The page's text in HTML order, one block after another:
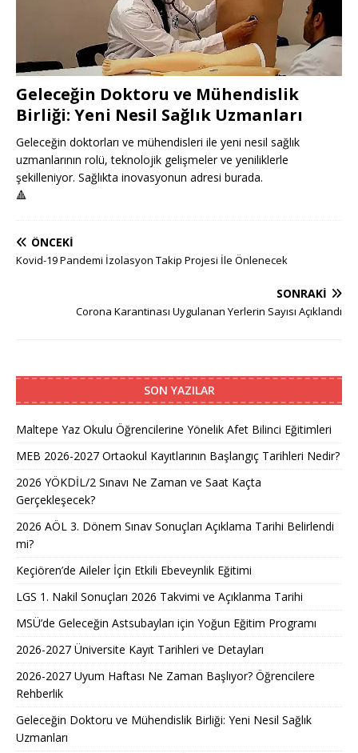
Geleceğin Doktoru ve Mühendislik
Birliği: Yeni Nesil Sağlık Uzmanları
Geleceğin doktorları ve mühendisleri ile yeni nesil sağlık
uzmanlarının rolü, teknolojik gelişmeler ve yeniliklerle
şekilleniyor. Sağlıkta inovasyonun adresi burada.
🔺
ÖNCEKI
Kovid-19 Pandemi İzolasyon Takip Projesi İle Önlenecek
SONRAKI
Corona Karantinası Uygulanan Yerlerin Sayısı Açıklandı
SON YAZILAR
Maltepe Yaz Okulu Öğrencilerine Yönelik Afet Bilinci Eğitimleri
MEB 2026-2027 Ortaokul Kayıtlarının Başlangıç Tarihleri Nedir?
2026 YÖKDİL/2 Sınavı Ne Zaman ve Saat Kaçta
Gerçekleşecek?
2026 AÖL 3. Dönem Sınav Sonuçları Açıklama Tarihi Belirlendi
mi?
Keçiören’de Aileler İçin Etkili Ebeveynlik Eğitimi
LGS 1. Nakil Sonuçları 2026 Takvimi ve Açıklanma Tarihi
MSÜ’de Geleceğin Astsubayları için Yoğun Eğitim Programı
2026-2027 Üniversite Kayıt Tarihleri ve Detayları
2026-2027 Uyum Haftası Ne Zaman Başlıyor? Öğrencilere
Rehberlik
Geleceğin Doktoru ve Mühendislik Birliği: Yeni Nesil Sağlık
Uzmanları